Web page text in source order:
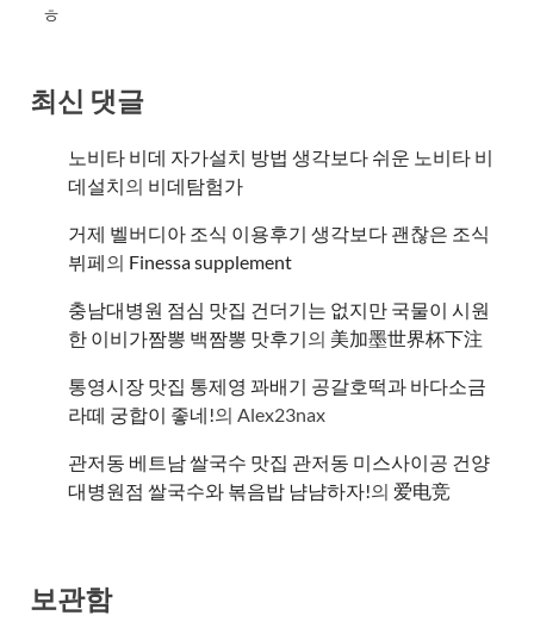
ㅎ
최신 댓글
노비타 비데 자가설치 방법 생각보다 쉬운 노비타 비
데설치의 비데탐험가
거제 벨버디아 조식 이용후기 생각보다 괜찮은 조식
뷔페의 ​Finessa supplement
충남대병원 점심 맛집 건더기는 없지만 국물이 시원
한 이비가짬뽕 백짬뽕 맛후기의 美加墨世界杯下注
통영시장 맛집 통제영 꽈배기 공갈호떡과 바다소금
라떼 궁합이 좋네!의 Alex23nax
관저동 베트남 쌀국수 맛집 관저동 미스사이공 건양
대병원점 쌀국수와 볶음밥 냠냠하자!의 爱电竞
보관함